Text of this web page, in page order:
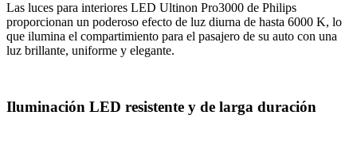
Las luces para interiores LED Ultinon Pro3000 de Philips
proporcionan un poderoso efecto de luz diurna de hasta 6000 K, lo
que ilumina el compartimiento para el pasajero de su auto con una
luz brillante, uniforme y elegante.
Iluminación LED resistente y de larga duración